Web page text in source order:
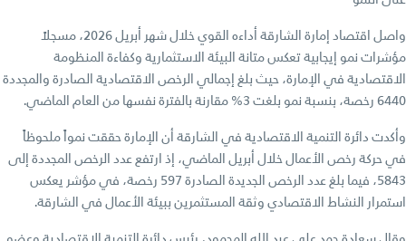
واصل اقتصاد إمارة الشارقة أداءه القوي خلال شهر أبريل 2026، مسجلاً
مؤشرات نمو إيجابية تعكس متانة البيئة الاستثمارية وكفاءة المنظومة
الاقتصادية في الإمارة، حيث بلغ إجمالي الرخص الاقتصادية الصادرة والمجددة
6440 رخصة، بنسبة نمو بلغت 3% مقارنة بالفترة نفسها من العام الماضي.
وأكدت دائرة التنمية الاقتصادية في الشارقة أن الإمارة حققت نمواً ملحوظاً
في حركة رخص الأعمال خلال أبريل الماضي، إذ ارتفع عدد الرخص المجددة إلى
5843، فيما بلغ عدد الرخص الجديدة الصادرة 597 رخصة، في مؤشر يعكس
استمرار النشاط الاقتصادي وثقة المستثمرين ببيئة الأعمال في الشارقة.